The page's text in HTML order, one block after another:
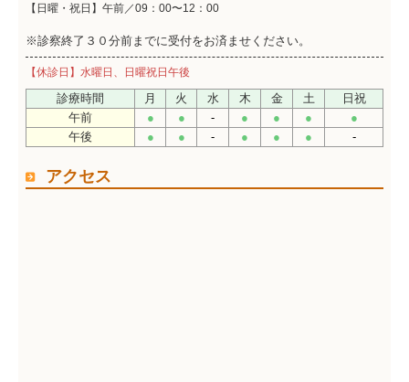
【日曜・祝日】 午前／09：00〜12：00
※診察終了３０分前までに受付をお済ませください。
【休診日】水曜日、日曜祝日午後
診療時間 月 火 水 木 金 土
日祝
午前
● ● - ● ● ●
●
午後
● ● - ● ● ● -
アクセス